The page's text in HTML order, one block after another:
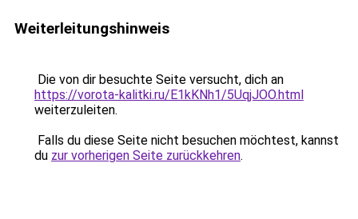
Weiterleitungshinweis
Die von dir besuchte Seite versucht, dich an
https://vorota-kalitki.ru/E1kKNh1/5UqjJOO.html
weiterzuleiten.
Falls du diese Seite nicht besuchen möchtest, kannst
du zur vorherigen Seite zurückkehren.